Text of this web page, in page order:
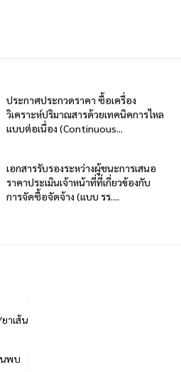
ประกาศประกวดราคา ซื้อเครื่อง
วิเคราะห์ปริมาณสารด้วยเทคนิคการไหล
แบบต่อเนื่อง (Continuous...
เอกสารรับรองระหว่างผู้ชนะการเสนอ
ราคาประเมินเจ้าหน้าที่ที่เกี่ยวข้องกับ
การจัดซื้อจัดจ้าง (แบบ รร....
าเส้น
พบ